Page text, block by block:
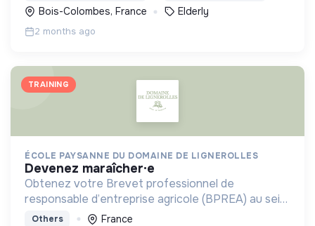
Bois-Colombes, France Elderly
2 months ago
TRAINING
ÉCOLE PAYSANNE DU DOMAINE DE LIGNEROLLES
devenez maraîcher·e
Obtenez votre Brevet professionnel de
responsable d’entreprise agricole (BPREA) au sein
d'une ferme en maraîchage bio-intensive
Others France